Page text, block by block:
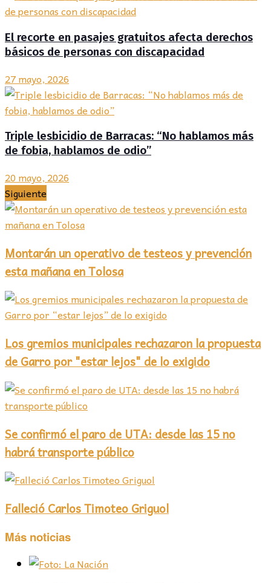
El recorte en pasajes gratuitos afecta derechos
básicos de personas con discapacidad
27 mayo, 2026
Triple lesbicidio de Barracas: “No hablamos más
de fobia, hablamos de odio”
20 mayo, 2026
Siguiente
Montarán un operativo de testeos y prevención
esta mañana en Tolosa
Los gremios municipales rechazaron la propuesta
de Garro por "estar lejos" de lo exigido
Se confirmó el paro de UTA: desde las 15 no
habrá transporte público
Falleció Carlos Timoteo Griguol
Más noticias